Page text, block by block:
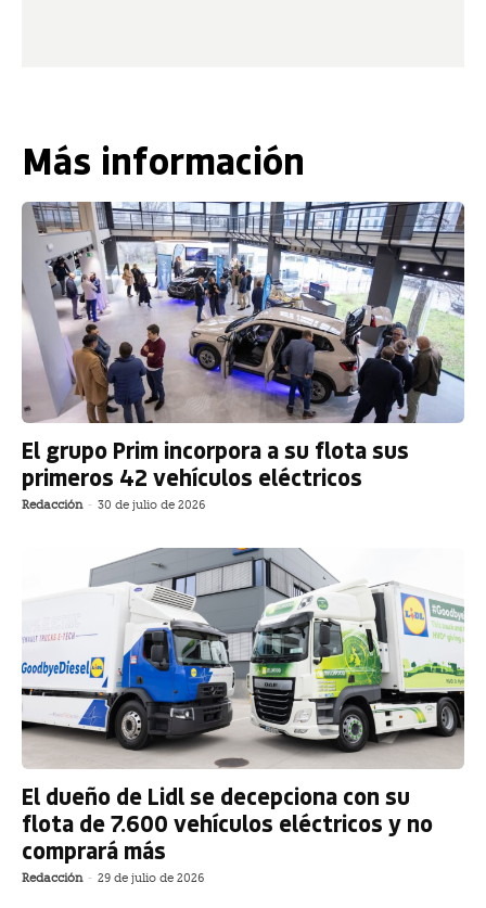
Más información
El grupo Prim incorpora a su flota sus
primeros 42 vehículos eléctricos
Redacción - 30 de julio de 2026
El dueño de Lidl se decepciona con su
flota de 7.600 vehículos eléctricos y no
comprará más
Redacción - 29 de julio de 2026